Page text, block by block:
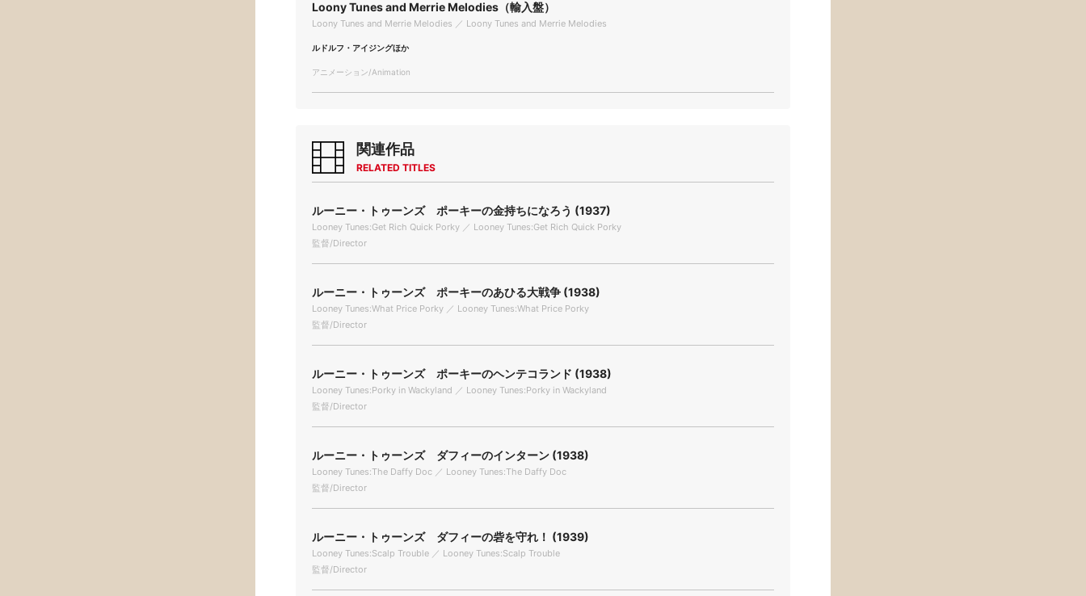
Loony Tunes and Merrie Melodies（輸入盤）
Loony Tunes and Merrie Melodies ／ Loony Tunes and Merrie Melodies
ルドルフ・アイジングほか
アニメーション/Animation
関連作品
RELATED TITLES
ルーニー・トゥーンズ ポーキーの金持ちになろう (1937)
Looney Tunes:Get Rich Quick Porky ／ Looney Tunes:Get Rich Quick Porky
監督/Director
ルーニー・トゥーンズ ポーキーのあひる大戦争 (1938)
Looney Tunes:What Price Porky ／ Looney Tunes:What Price Porky
監督/Director
ルーニー・トゥーンズ ポーキーのヘンテコランド (1938)
Looney Tunes:Porky in Wackyland ／ Looney Tunes:Porky in Wackyland
監督/Director
ルーニー・トゥーンズ ダフィーのインターン (1938)
Looney Tunes:The Daffy Doc ／ Looney Tunes:The Daffy Doc
監督/Director
ルーニー・トゥーンズ ダフィーの砦を守れ！ (1939)
Looney Tunes:Scalp Trouble ／ Looney Tunes:Scalp Trouble
監督/Director